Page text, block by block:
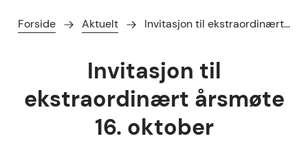
Forside Aktuelt Invitasjon til ekstraordinært…
Invitasjon til
ekstraordinært årsmøte
16. oktober